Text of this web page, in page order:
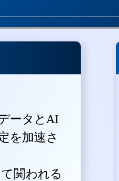
ータとAI
を加速さ
関われる